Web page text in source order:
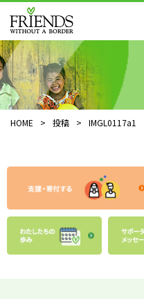
HOME > 投稿 > IMGL0117a1